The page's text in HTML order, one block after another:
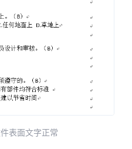
表面文字正常